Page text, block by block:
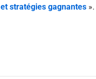
stratégies gagnantes ».